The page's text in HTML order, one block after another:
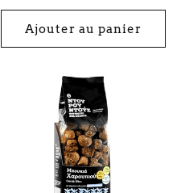
habituel
Ajouter au panier